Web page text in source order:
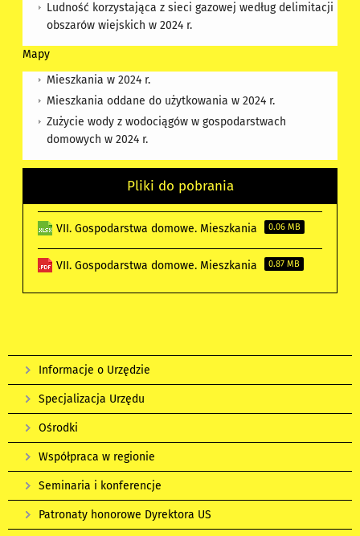
Ludność korzystająca z sieci gazowej według delimitacji
obszarów wiejskich w 2024 r.
Mapy
Mieszkania w 2024 r.
Mieszkania oddane do użytkowania w 2024 r.
Zużycie wody z wodociągów w gospodarstwach
domowych w 2024 r.
Pliki do pobrania
VII. Gospodarstwa domowe. Mieszkania 0.06 MB
VII. Gospodarstwa domowe. Mieszkania 0.87 MB
Informacje o Urzędzie
Specjalizacja Urzędu
Ośrodki
Współpraca w regionie
Seminaria i konferencje
Patronaty honorowe Dyrektora US